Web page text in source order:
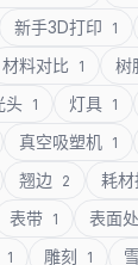
新手3D打印 1
材料对比 1 树
头 1 灯具 1
真空吸塑机 1
翘边 2 耗
表带 1 表面
1 雕刻 1